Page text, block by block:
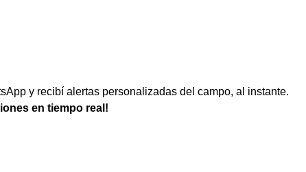
y recibí alertas personalizadas del campo, al instante.
en tiempo real!